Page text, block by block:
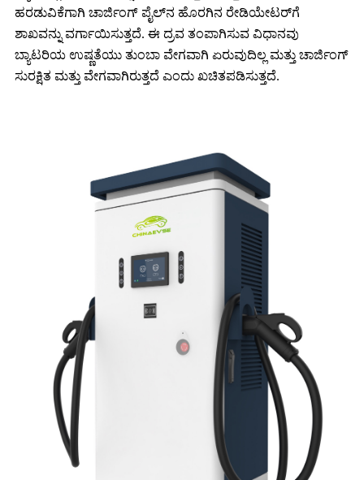
ಹರಡುವಿಕೆಗಾಗಿ ಚಾರ್ಜಿಂಗ್ ಪೈಲ್‌ನ ಹೊರಗಿನ ರೇಡಿಯೇಟರ್‌ಗೆ
ಶಾಖವನ್ನು ವರ್ಗಾಯಿಸುತ್ತದೆ. ಈ ದ್ರವ ತಂಪಾಗಿಸುವ ವಿಧಾನವು
ಬ್ಯಾಟರಿಯ ಉಷ್ಣತೆಯು ತುಂಬಾ ವೇಗವಾಗಿ ಏರುವುದಿಲ್ಲ ಮತ್ತು ಚಾರ್ಜಿಂಗ್
ಸುರಕ್ಷಿತ ಮತ್ತು ವೇಗವಾಗಿರುತ್ತದೆ ಎಂದು ಖಚಿತಪಡಿಸುತ್ತದೆ.